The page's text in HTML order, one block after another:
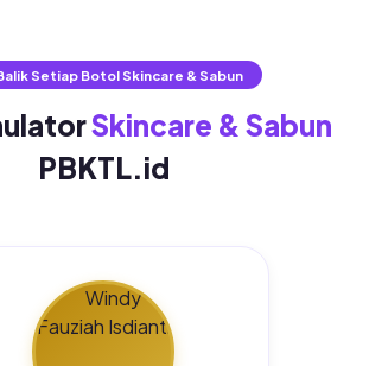
Setiap Botol Skincare & Sabun
Skincare & Sabun
PBKTL.id